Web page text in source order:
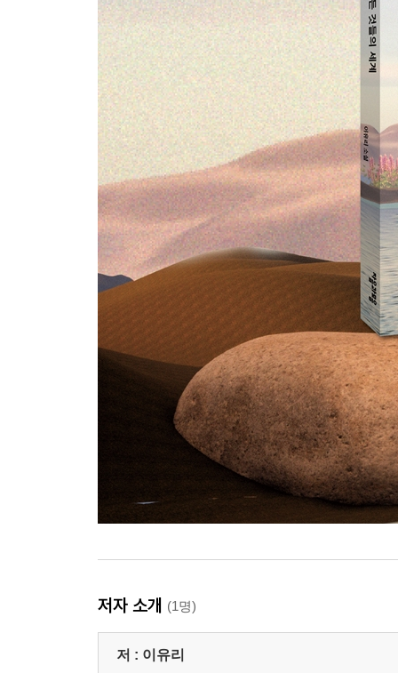
저자 소개 (1명)
저 : 이유리